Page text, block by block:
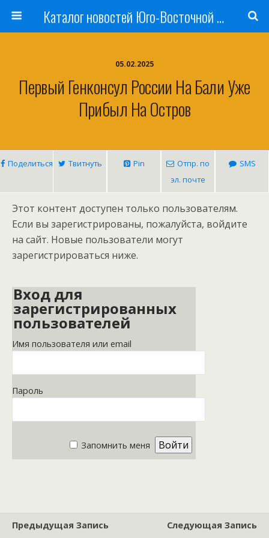
Каталог новостей Юго-Восточной Азии, Австралии и Океании
05.02.2025
Первый Генконсул России На Бали Уже
Прибыл На Остров
Поделиться Твитнуть Pin
Отпр. по
эл. почте
SMS
Этот контент доступен только пользователям.
Если вы зарегистрированы, пожалуйста, войдите
на сайт. Новые пользователи могут
зарегистрироваться ниже.
Вход для
зарегистрированных
пользователей
Имя пользователя или email
Пароль
Запомнить меня
Предыдущая Запись
Следующая Запись